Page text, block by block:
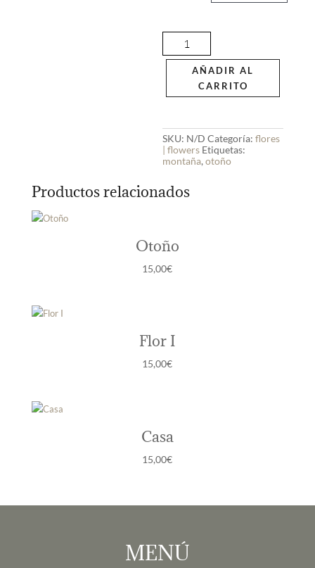
cantidad
AÑADIR AL
CARRITO
SKU: N/D Categoría:flores
| flowers Etiquetas:
montaña,otoño
Productos relacionados
Otoño
15,00€
Flor I
15,00€
Casa
15,00€
MENÚ